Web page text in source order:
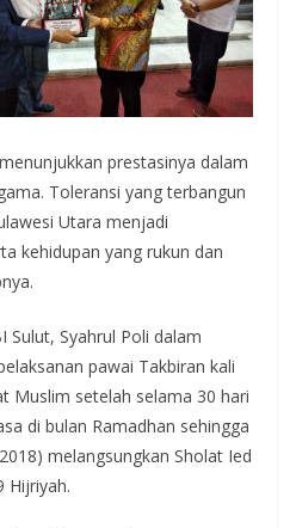
prestasinya dalam
Toleransi yang terbangun
Utara menjadi
kehidupan yang rukun dan
Sulut, Syahrul Poli dalam
pawai Takbiran kali
Muslim setelah selama 30 hari
di bulan Ramadhan sehingga
melangsungkan Sholat Ied
Hijriyah.